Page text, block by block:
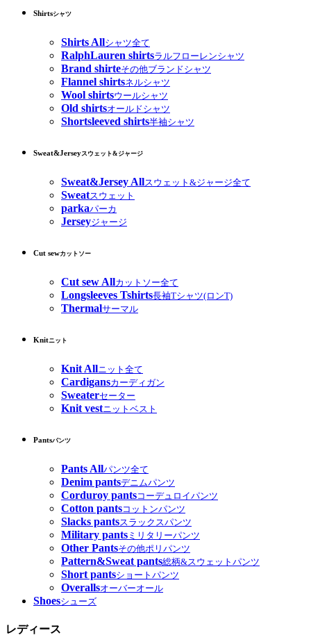
Shirtsシャツ
Shirts Allシャツ全て
RalphLauren shirtsラルフローレンシャツ
Brand shirteその他ブランドシャツ
Flannel shirtsネルシャツ
Wool shirtsウールシャツ
Old shirtsオールドシャツ
Shortsleeved shirts半袖シャツ
Sweat&Jerseyスウェット&ジャージ
Sweat&Jersey Allスウェット&ジャージ全て
Sweatスウェット
parkaパーカ
Jerseyジャージ
Cut sewカットソー
Cut sew Allカットソー全て
Longsleeves Tshirts長袖Tシャツ(ロンT)
Thermalサーマル
Knitニット
Knit Allニット全て
Cardigansカーディガン
Sweaterセーター
Knit vestニットベスト
Pantsパンツ
Pants Allパンツ全て
Denim pantsデニムパンツ
Corduroy pantsコーデュロイパンツ
Cotton pantsコットンパンツ
Slacks pantsスラックスパンツ
Military pants ミリタリーパンツ
Other Pantsその他ポリパンツ
Pattern&Sweat pants総柄&スウェットパンツ
Short pantsショートパンツ
Overallsオーバーオール
Shoesシューズ
レディース